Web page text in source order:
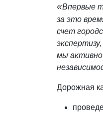
«Впервые
за это
счет
мы активно
Дорожная